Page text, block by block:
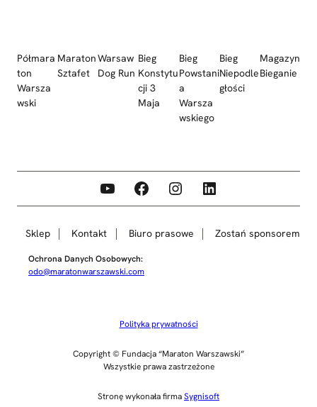
Półmara
ton
Warsza
wski
Maraton
Sztafet
Warsaw
Dog Run
Bieg
Konstytu
cji 3
Maja
Bieg
Powstani
a
Warsza
wskiego
Bieg
Niepodle
głości
Magazyn
Bieganie
YouTube Facebook Instagram LinkedIn
Sklep Kontakt Biuro prasowe Zostań sponsorem
Ochrona Danych Osobowych:
odo@maratonwarszawski.com
Polityka prywatności
Copyright © Fundacja “Maraton Warszawski”
Wszystkie prawa zastrzeżone
Stronę wykonała firmaSygnisoft